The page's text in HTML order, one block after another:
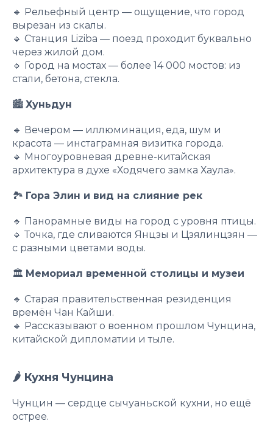
🔹 Рельефный центр — ощущение, что город
вырезан из скалы.
🔹 Станция Liziba — поезд проходит буквально
через жилой дом.
🔹 Город на мостах — более 14 000 мостов: из
стали, бетона, стекла.
🏙 Хуньдун
🔹 Вечером — иллюминация, еда, шум и
красота — инстаграмная визитка города.
🔹 Многоуровневая древне-китайская
архитектура в духе «Ходячего замка Хаула».
🏞 Гора Элин и вид на слияние рек
🔹 Панорамные виды на город с уровня птицы.
🔹 Точка, где сливаются Янцзы и Цзялинцзян —
с разными цветами воды.
🏛 Мемориал временной столицы и музеи
🔹 Старая правительственная резиденция
времён Чан Кайши.
🔹 Рассказывают о военном прошлом Чунцина,
китайской дипломатии и тыле.
🌶 Кухня Чунцина
Чунцин — сердце сычуаньской кухни, но ещё
острее.